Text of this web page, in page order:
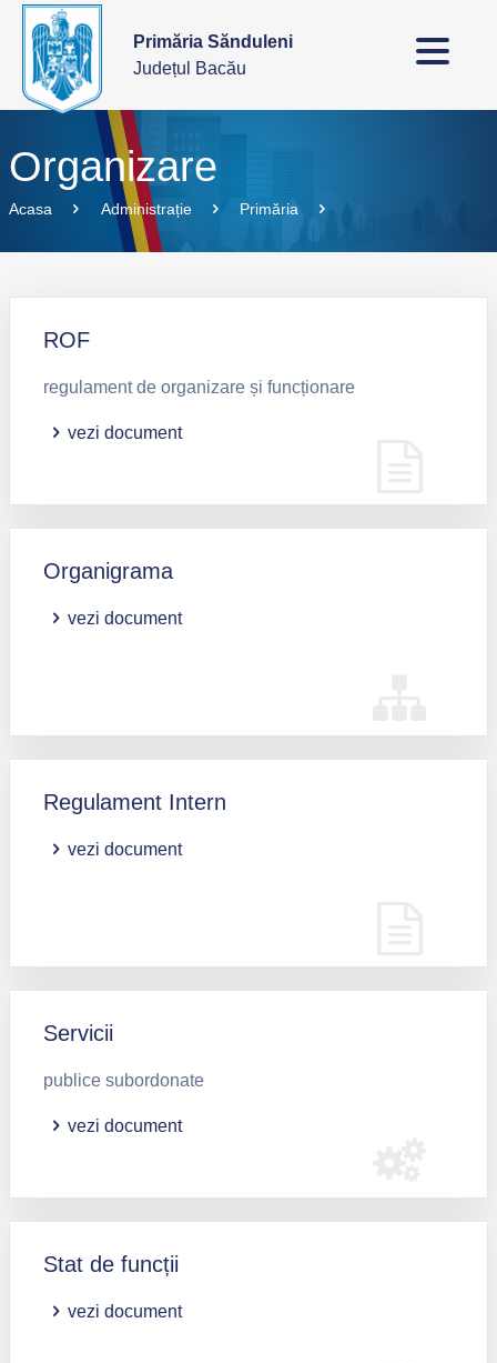
Primăria Sănduleni
Județul Bacău
Organizare
Acasa Administrație Primăria
ROF
regulament de organizare și funcționare
vezi document
Organigrama
vezi document
Regulament Intern
vezi document
Servicii
publice subordonate
vezi document
Stat de funcții
vezi document